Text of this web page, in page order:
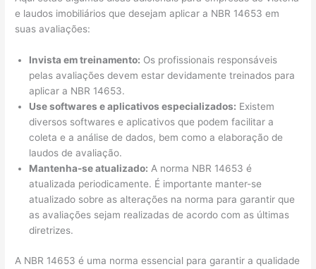
e laudos imobiliários que desejam aplicar a NBR 14653 em
suas avaliações:
Invista em treinamento: Os profissionais responsáveis
pelas avaliações devem estar devidamente treinados para
aplicar a NBR 14653.
Use softwares e aplicativos especializados: Existem
diversos softwares e aplicativos que podem facilitar a
coleta e a análise de dados, bem como a elaboração de
laudos de avaliação.
Mantenha-se atualizado: A norma NBR 14653 é
atualizada periodicamente. É importante manter-se
atualizado sobre as alterações na norma para garantir que
as avaliações sejam realizadas de acordo com as últimas
diretrizes.
A NBR 14653 é uma norma essencial para garantir a qualidade